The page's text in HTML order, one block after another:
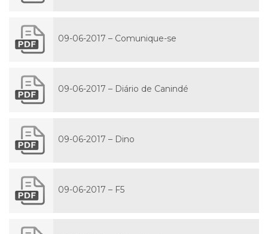
09-06-2017 – Comunique-se
09-06-2017 – Diário de Canindé
09-06-2017 – Dino
09-06-2017 – F5